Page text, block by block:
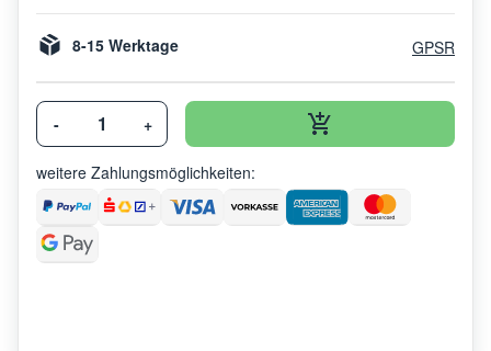
8-15 Werktage GPSR
- +
weitere Zahlungsmöglichkeiten: